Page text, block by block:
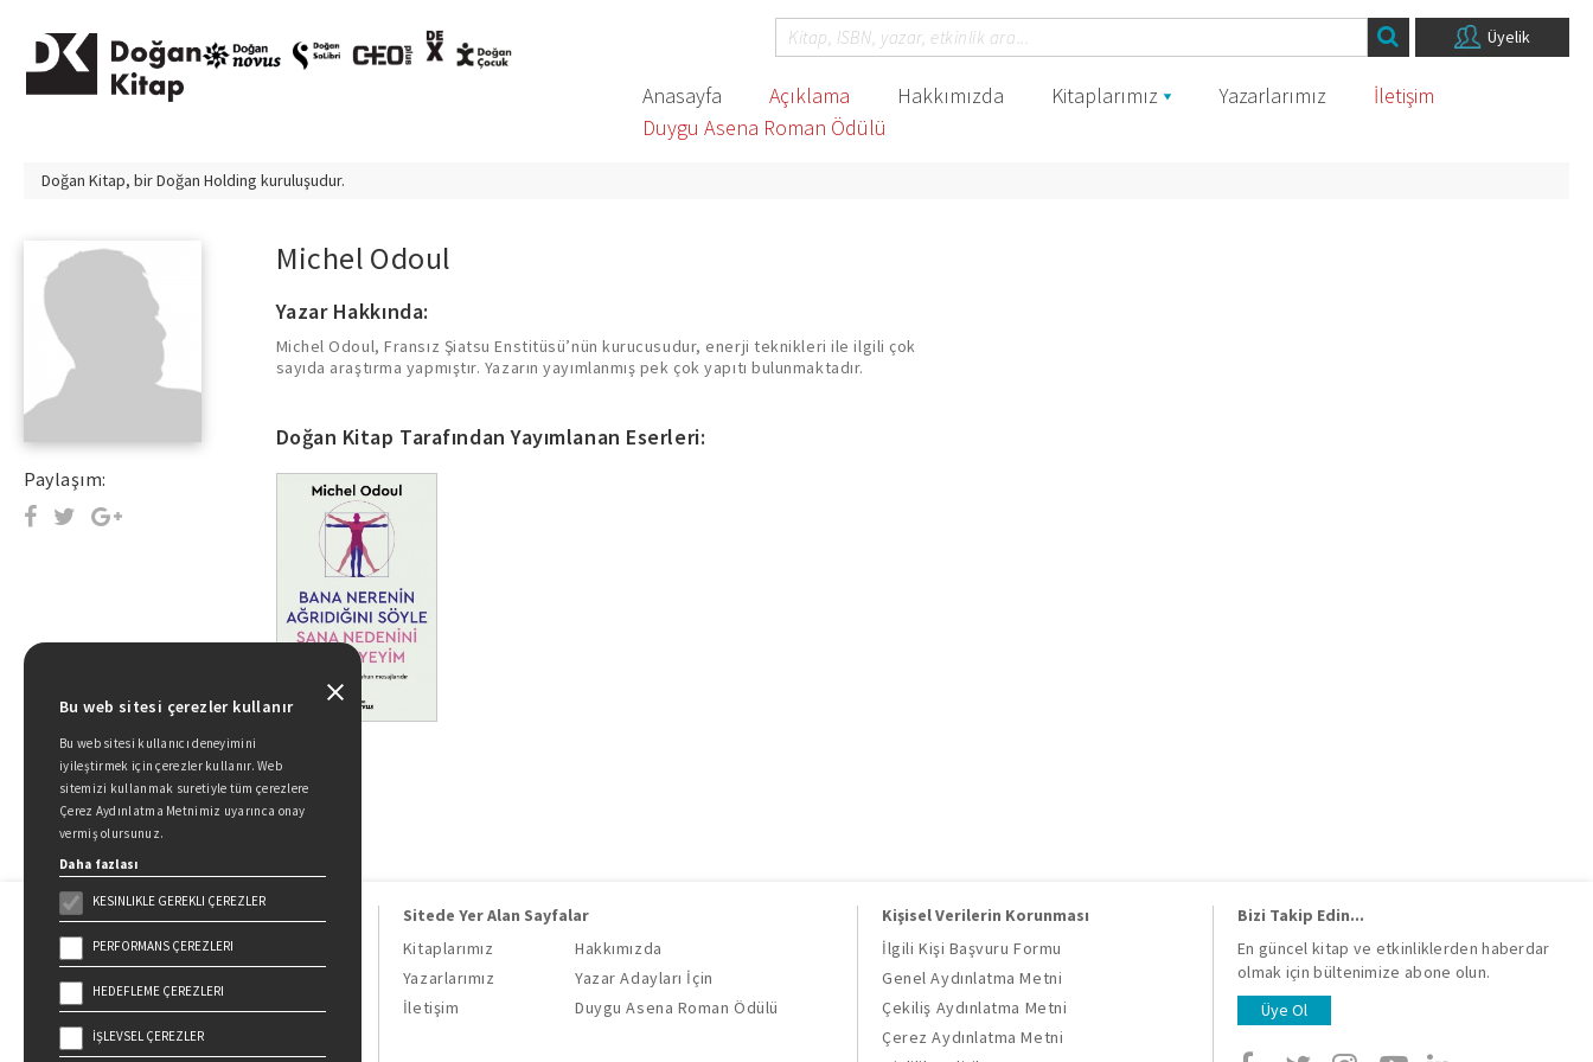
Üyelik
Anasayfa Açıklama Hakkımızda Kitaplarımız Yazarlarımız
İletişim
Duygu Asena Roman Ödülü
Doğan Kitap, birDoğan Holding kuruluşudur.
Paylaşım:
Michel Odoul
Yazar Hakkında:
Michel Odoul, Fransız Şiatsu Enstitüsü’nün kurucusudur, enerji teknikleri ile ilgili çok
sayıda araştırma yapmıştır. Yazarın yayımlanmış pek çok yapıtı bulunmaktadır.
Doğan Kitap Tarafından Yayımlanan Eserleri:
Doğan Kitap, bir Doğan Holding
kuruluşudur.
19 Mayıs Cad. Golden Plaza No:1 Kat:10
Sitede Yer Alan Sayfalar
Kitaplarımız
Hakkımızda
Yazarlarımız
Yazar Adayları İçin
İletişim
Duygu Asena Roman Ödülü
Kişisel Verilerin Korunması
İlgili Kişi Başvuru Formu
Genel Aydınlatma Metni
Çekiliş Aydınlatma Metni
Çerez Aydınlatma Metni
Bizi Takip Edin...
En güncel kitap ve etkinliklerden haberdar
olmak için bültenimize abone olun.
Üye Ol
Bu web sitesi çerezler kullanır
Bu web sitesi kullanıcı deneyimini
iyileştirmek için çerezler kullanır. Web
sitemizi kullanmak suretiyle tüm çerezlere
Çerez Aydınlatma Metnimiz uyarınca onay
vermiş olursunuz.
Daha fazlası
KESINLIKLE GEREKLI ÇEREZLER
PERFORMANS ÇEREZLERI
HEDEFLEME ÇEREZLERI
İŞLEVSEL ÇEREZLER